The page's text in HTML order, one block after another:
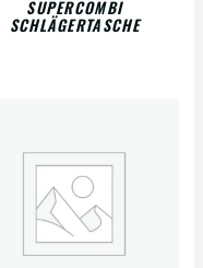
SUPERCOMBI
SCHLÄGERTASCHE